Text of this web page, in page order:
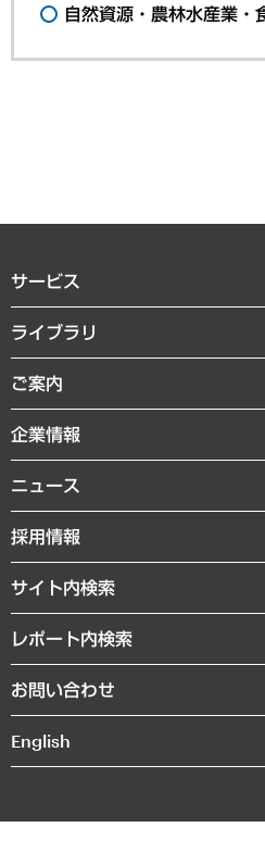
自然資源・農林水産業・
サービス
経営戦略
組織・人事戦略
デジタルイノベーション
共生・ダイバーシティ
GRC（ガバナンス・リスク・コンプライ
経済・産業・雇用・労働
まちづくり・観光・交通・スポーツ・スマ
自然資源・農林水産業・食料システム
ライブラリ
経済調査
レポート
コラム
経営用語集
受託・受注実績（官公庁関連）
メディア掲載・出演
ご案内
セミナー・イベント情報
MUFGビジネスセミナー
受託案件情報
企業情報
私たちの想い
社長メッセージ
会社概要
沿革
組織図・本部部室紹介
インドネシア現地法人
個人情報保護方針
ニュース
ニュースリリース
お知らせ
採用情報
サイト内検索
レポート内検索
お問い合わせ
English